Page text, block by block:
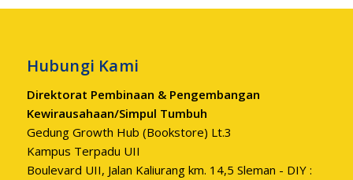
Hubungi Kami
Direktorat Pembinaan & Pengembangan
Kewirausahaan/Simpul Tumbuh
Gedung Growth Hub (Bookstore) Lt.3
Kampus Terpadu UII
Boulevard UII, Jalan Kaliurang km. 14,5 Sleman - DIY :